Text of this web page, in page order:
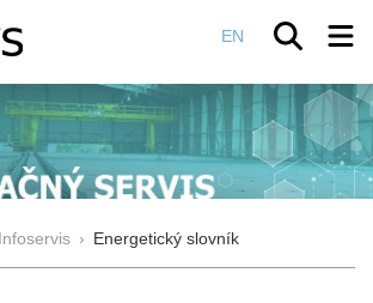
EN
Infoservis › Energetický slovník